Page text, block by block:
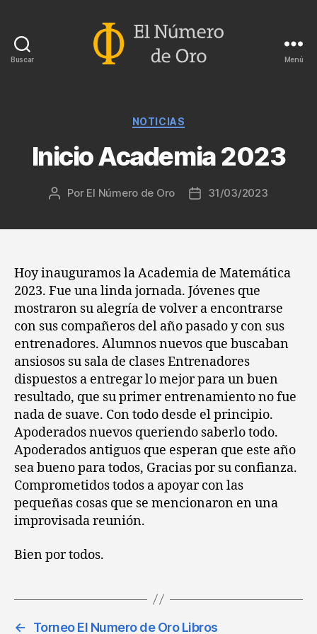
Buscar
Oro
Menú
Categorías
NOTICIAS
Inicio Academia 2023
Autor
Por El Número de Oro
Fecha31/03/2023
Hoy inauguramos la Academia de Matemática
2023. Fue una linda jornada. Jóvenes que
mostraron su alegría de volver a encontrarse
con sus compañeros del año pasado y con sus
entrenadores. Alumnos nuevos que buscaban
ansiosos su sala de clases Entrenadores
dispuestos a entregar lo mejor para un buen
resultado, que su primer entrenamiento no fue
nada de suave. Con todo desde el principio.
Apoderados nuevos queriendo saberlo todo.
Apoderados antiguos que esperan que este año
sea bueno para todos, Gracias por su confianza.
Comprometidos todos a apoyar con las
pequeñas cosas que se mencionaron en una
improvisada reunión.
Bien por todos.
← Torneo El Numero de Oro Libros